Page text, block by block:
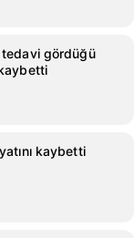
gördüğü
kaybetti